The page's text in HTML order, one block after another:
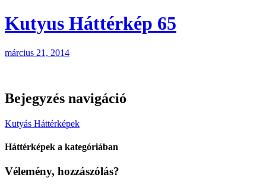
Kutyus Háttérkép 65
március 21, 2014
Bejegyzés navigáció
Kutyás Háttérképek
Háttérképek a kategóriában
Vélemény, hozzászólás?